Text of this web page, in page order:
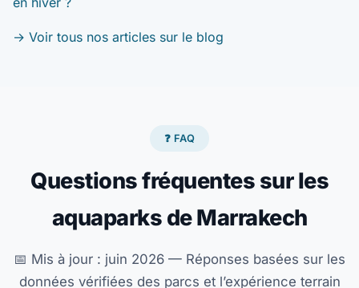
→ Voir tous nos articles sur le blog
❓ FAQ
Questions fréquentes sur les
aquaparks de Marrakech
📅 Mis à jour : juin 2026 — Réponses basées sur les
données vérifiées des parcs et l’expérience terrain